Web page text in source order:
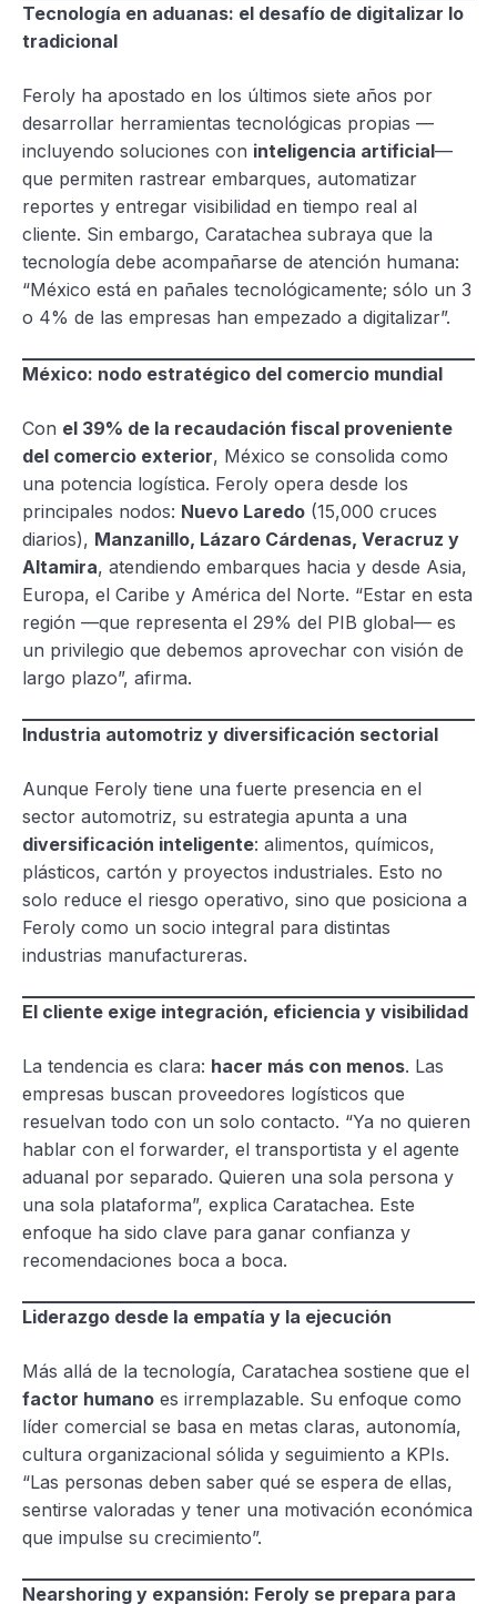
Tecnología en aduanas: el desafío de digitalizar lo
tradicional
Feroly ha apostado en los últimos siete años por
desarrollar herramientas tecnológicas propias —
incluyendo soluciones con inteligencia artificial—
que permiten rastrear embarques, automatizar
reportes y entregar visibilidad en tiempo real al
cliente. Sin embargo, Caratachea subraya que la
tecnología debe acompañarse de atención humana:
“México está en pañales tecnológicamente; sólo un 3
o 4% de las empresas han empezado a digitalizar”.
México: nodo estratégico del comercio mundial
Con el 39% de la recaudación fiscal proveniente
del comercio exterior, México se consolida como
una potencia logística. Feroly opera desde los
principales nodos: Nuevo Laredo (15,000 cruces
diarios), Manzanillo, Lázaro Cárdenas, Veracruz y
Altamira, atendiendo embarques hacia y desde Asia,
Europa, el Caribe y América del Norte. “Estar en esta
región —que representa el 29% del PIB global— es
un privilegio que debemos aprovechar con visión de
largo plazo”, afirma.
Industria automotriz y diversificación sectorial
Aunque Feroly tiene una fuerte presencia en el
sector automotriz, su estrategia apunta a una
diversificación inteligente: alimentos, químicos,
plásticos, cartón y proyectos industriales. Esto no
solo reduce el riesgo operativo, sino que posiciona a
Feroly como un socio integral para distintas
industrias manufactureras.
El cliente exige integración, eficiencia y visibilidad
La tendencia es clara: hacer más con menos. Las
empresas buscan proveedores logísticos que
resuelvan todo con un solo contacto. “Ya no quieren
hablar con el forwarder, el transportista y el agente
aduanal por separado. Quieren una sola persona y
una sola plataforma”, explica Caratachea. Este
enfoque ha sido clave para ganar confianza y
recomendaciones boca a boca.
Liderazgo desde la empatía y la ejecución
Más allá de la tecnología, Caratachea sostiene que el
factor humano es irremplazable. Su enfoque como
líder comercial se basa en metas claras, autonomía,
cultura organizacional sólida y seguimiento a KPIs.
“Las personas deben saber qué se espera de ellas,
sentirse valoradas y tener una motivación económica
que impulse su crecimiento”.
Nearshoring y expansión: Feroly se prepara para